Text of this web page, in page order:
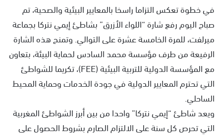
في خطوة تعكس التزاما راسخا بالمعايير البيئية والصحية، تم
صباح اليوم رفع شارة “اللواء الأزرق” بشاطئ إيمي نتركا بجماعة
ميرلفت، للمرة الخامسة عشرة على التوالي. وتمنح هذه الشارة
الرفيعة من طرف مؤسسة محمد السادس لحماية البيئة، بتعاون
مع المؤسسة الدولية للتربية البيئية (FEE)، تكريما للشواطئ
التي تحترم المعايير الدولية في جودة الخدمات وحماية المحيط
الساحلي.
ويعد شاطئ “إيمي نتركا” واحدا من بين أبرز الشواطئ المغربية
التي تحرص كل سنة على الالتزام الصارم بشروط الحصول على